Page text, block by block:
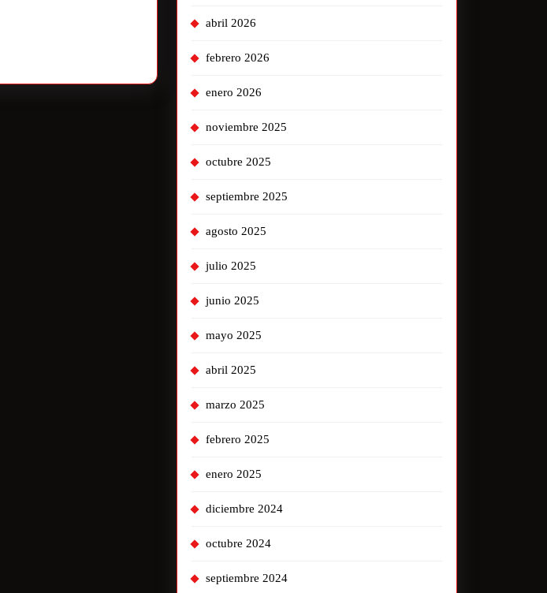
abril 2026
febrero 2026
enero 2026
noviembre 2025
octubre 2025
septiembre 2025
agosto 2025
julio 2025
junio 2025
mayo 2025
abril 2025
marzo 2025
febrero 2025
enero 2025
diciembre 2024
octubre 2024
septiembre 2024